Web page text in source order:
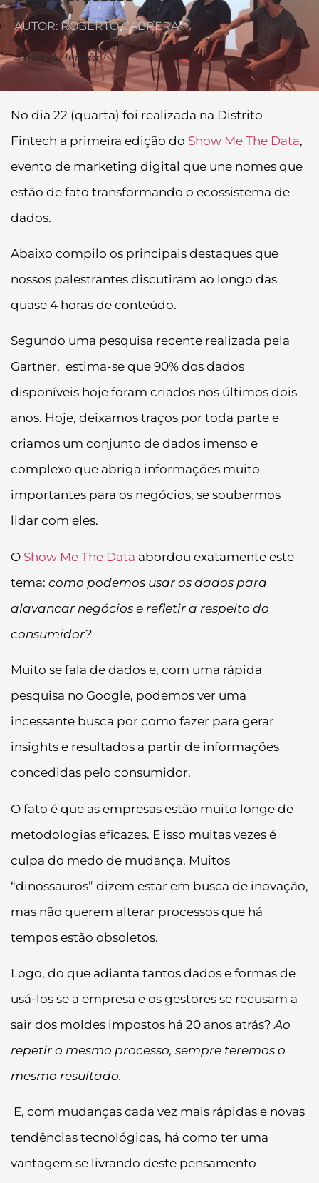
AUTOR: ROBERTO CABRERA
4min. de leitura
No dia 22 (quarta) foi realizada na Distrito
Fintech a primeira edição do Show Me The Data,
evento de marketing digital que une nomes que
estão de fato transformando o ecossistema de
dados.
Abaixo compilo os principais destaques que
nossos palestrantes discutiram ao longo das
quase 4 horas de conteúdo.
Segundo uma pesquisa recente realizada pela
Gartner, estima-se que 90% dos dados
disponíveis hoje foram criados nos últimos dois
anos. Hoje, deixamos traços por toda parte e
criamos um conjunto de dados imenso e
complexo que abriga informações muito
importantes para os negócios, se soubermos
lidar com eles.
O Show Me The Data abordou exatamente este
tema: como podemos usar os dados para
alavancar negócios e refletir a respeito do
consumidor?
Muito se fala de dados e, com uma rápida
pesquisa no Google, podemos ver uma
incessante busca por como fazer para gerar
insights e resultados a partir de informações
concedidas pelo consumidor.
O fato é que as empresas estão muito longe de
metodologias eficazes. E isso muitas vezes é
culpa do medo de mudança. Muitos
“dinossauros” dizem estar em busca de inovação,
mas não querem alterar processos que há
tempos estão obsoletos.
Logo, do que adianta tantos dados e formas de
usá-los se a empresa e os gestores se recusam a
sair dos moldes impostos há 20 anos atrás? Ao
repetir o mesmo processo, sempre teremos o
mesmo resultado.
E, com mudanças cada vez mais rápidas e novas
tendências tecnológicas, há como ter uma
vantagem se livrando deste pensamento